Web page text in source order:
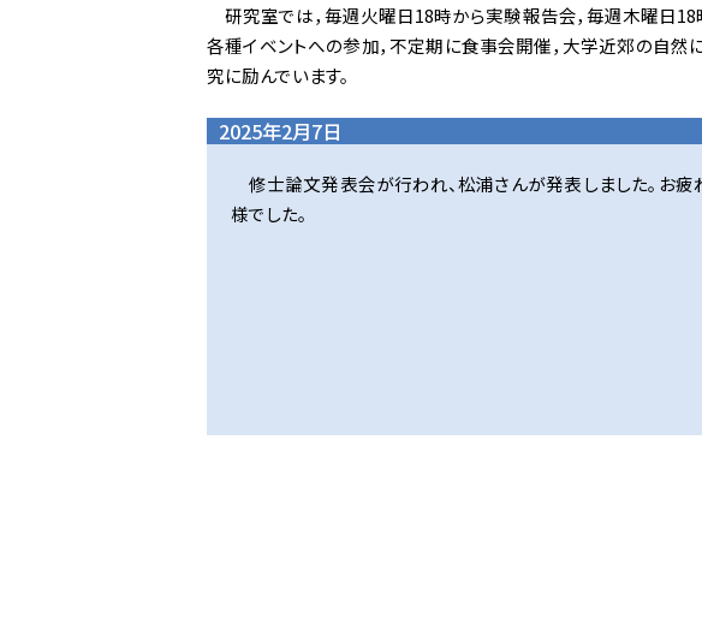
研究室では，毎週火曜日18時から実験報告会，毎週木曜日
各種イベントへの参加，不定期に食事会開催，大学近郊の自然
究に励んでいます。
2025年2月7日
修士論文発表会が行われ、松浦さんが発表しました。お疲
様でした。